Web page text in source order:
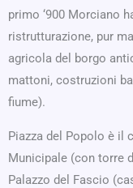
primo ‘900 Morciano
ristrutturazione, pur
agricola del borgo
mattoni, costruzioni
fiume).
Piazza del Popolo è il
Municipale (con torre
Palazzo del Fascio